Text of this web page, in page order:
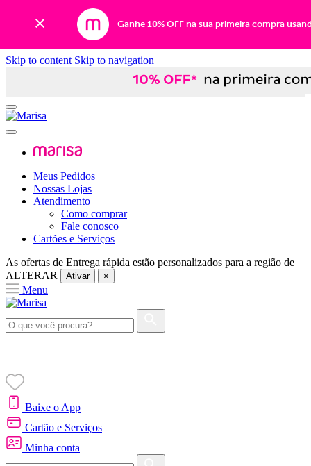
Ganhe 10% OFF na sua primeira compra
Skip to content Skip to navigation
Meus Pedidos
Nossas Lojas
Atendimento
Como comprar
Fale conosco
Cartões e Serviços
As ofertas de Entrega rápida estão personalizados para a região de
ALTERAR
Ativar ×
Menu
Baixe o App
Cartão e Serviços
Minha conta